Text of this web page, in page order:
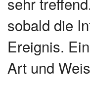
sobald die
Ereignis.
Art und